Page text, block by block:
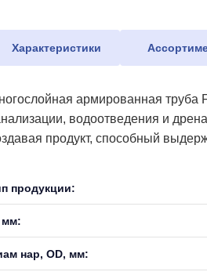
Характеристики
армированная труба
водоотведения и
продукт, способный
продукции:
мм:
нар, OD, мм: